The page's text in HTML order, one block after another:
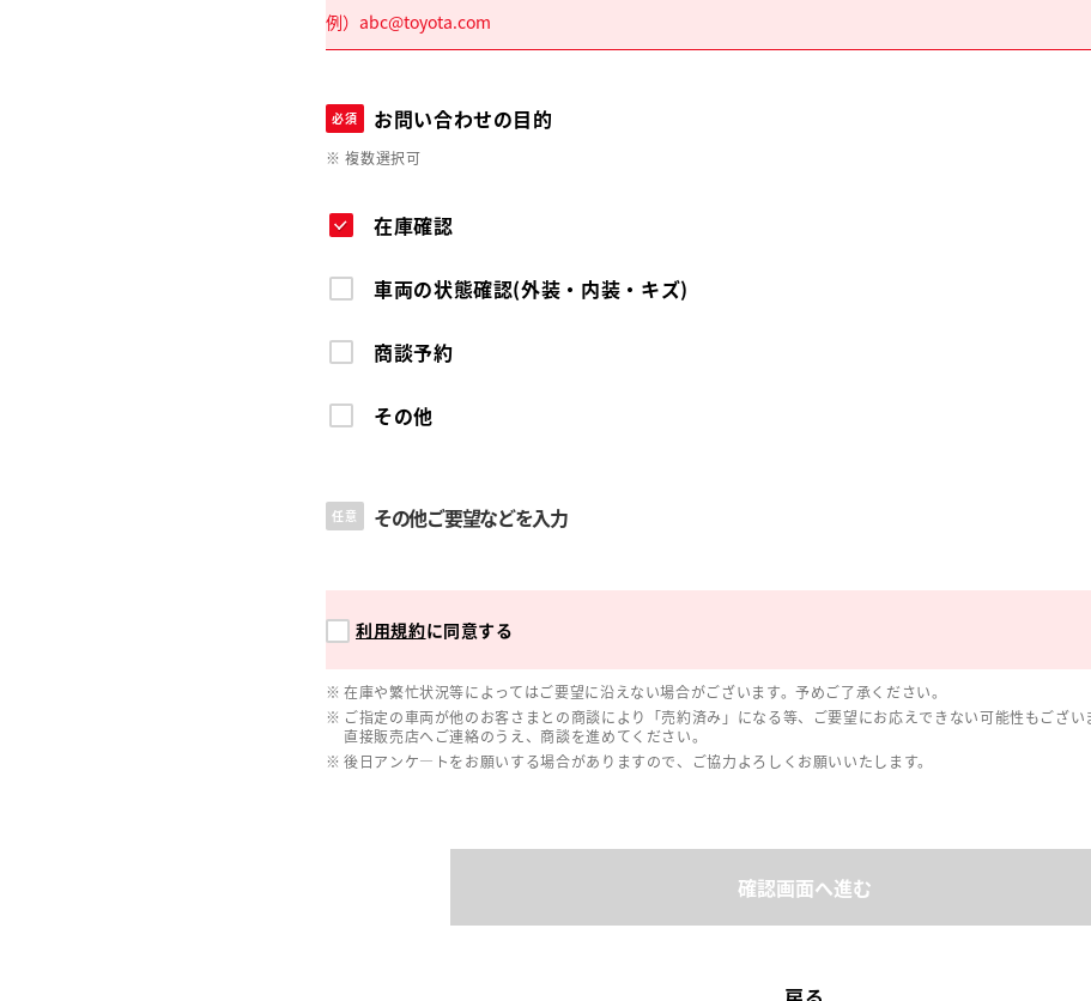
必須 お問い合わせの目的
※ 複数選択可
在庫確認
車両の状態確認(外装・内装・キズ)
商談予約
その他
任意 その他ご要望などを入力
利用規約に同意する
在庫や繁忙状況等によってはご要望に沿えない場合がございます。予めご了承ください。
ご指定の車両が他のお客さまとの商談により「売約済み」になる等、ご要望にお応えできない可能性もござい
直接販売店へご連絡のうえ、商談を進めてください。
後日アンケ―トをお願いする場合がありますので、ご協力よろしくお願いいたします。
確認画面へ進む